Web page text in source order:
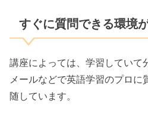
すぐに質問できる環境
講座によっては、学習していて
メールなどで英語学習のプロに
随しています。